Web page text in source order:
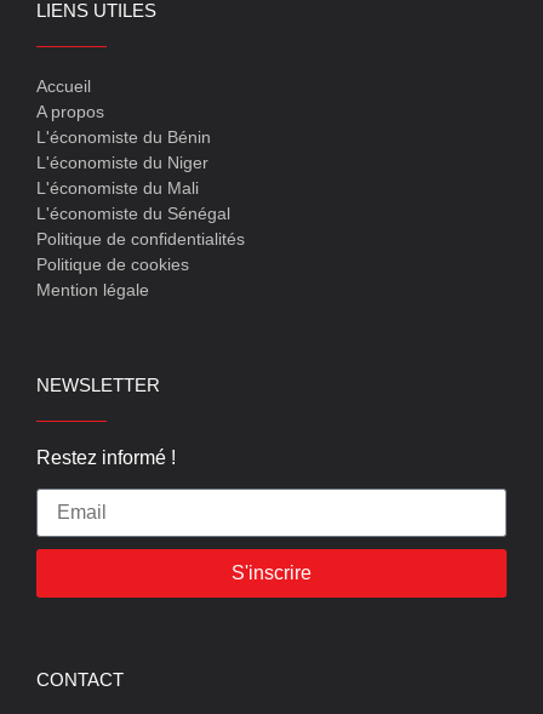
LIENS UTILES
Accueil
A propos
L'économiste du Bénin
L'économiste du Niger
L'économiste du Mali
L'économiste du Sénégal
Politique de confidentialités
Politique de cookies
Mention légale
NEWSLETTER
Restez informé !
S'inscrire
CONTACT